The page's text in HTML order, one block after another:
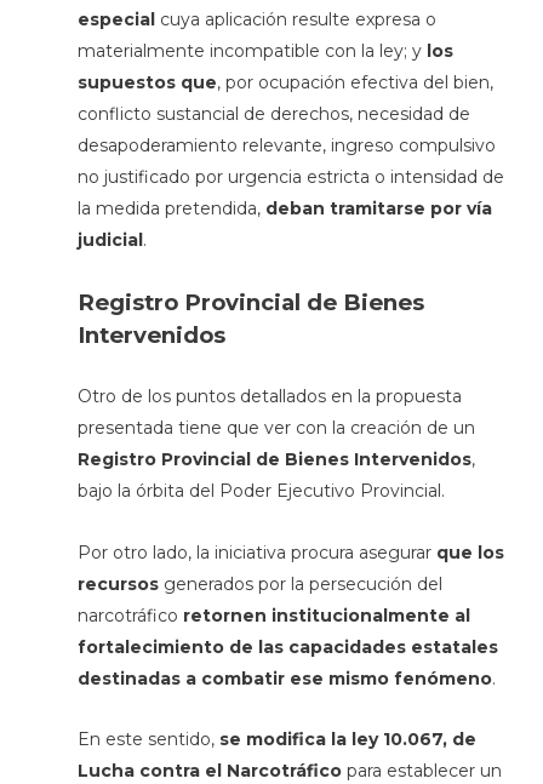
especial cuya aplicación resulte expresa o
materialmente incompatible con la ley; y los
supuestos que, por ocupación efectiva del bien,
conflicto sustancial de derechos, necesidad de
desapoderamiento relevante, ingreso compulsivo
no justificado por urgencia estricta o intensidad de
la medida pretendida, deban tramitarse por vía
judicial .
Registro Provincial de Bienes
Intervenidos
Otro de los puntos detallados en la propuesta
presentada tiene que ver con la creación de un
Registro Provincial de Bienes Intervenidos,
bajo la órbita del Poder Ejecutivo Provincial.
Por otro lado, la iniciativa procura asegurar que los
recursosgenerados por la persecución del
narcotráfico retornen institucionalmente al
fortalecimiento de las capacidades estatales
destinadas a combatir ese mismo fenómeno.
En este sentido, se modifica la ley 10.067, de
Lucha contra el Narcotráficopara establecer un